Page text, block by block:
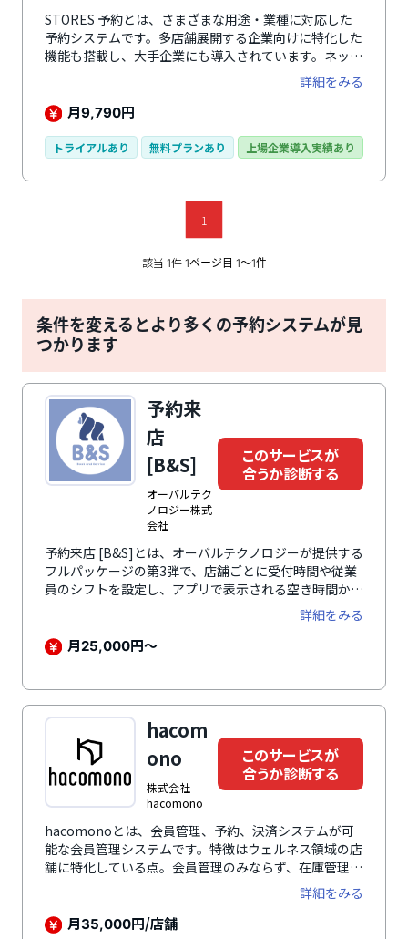
STORES 予約とは、さまざまな用途・業種に対応した
予約システムです。多店舗展開する企業向けに特化した
機能も搭載し、大手企業にも導入されています。ネット
予約はもちろん、シフト管理や顧客管理システムとして
も利用でき、店舗運営に必要な機能をひとつのシステム
で対応します。顧客情報から直近で予約がない方などを
セージ一斉配信なども可能。データを活用したマーケテ
詳細をみる
月9,790円
トライアルあり 無料プランあり 上場企業導入実績あり
1
該当 1件 1ページ目 1〜1件
条件を変えるとより多くの予約システムが見
つかります
予約来
店
[B&S]
オーバルテク
ノロジー株式
会社
このサービスが
合うか診断する
予約来店 [B&S]とは、オーバルテクノロジーが提供する
フルパッケージの第3弾で、店舗ごとに受付時間や従業
員のシフトを設定し、アプリで表示される空き時間から
予約を行い、事前決済や来店後の処理まで一括管理でき
る予約システムです。自由に機能を選んで利用できるの
で、最小限の機能を低コスト・短期間で導入可能。全て
詳細をみる
月25,000円〜
hacom
ono
株式会社
hacomono
このサービスが
合うか診断する
hacomonoとは、会員管理、予約、決済システムが可
能な会員管理システムです。特徴はウェルネス領域の店
舗に特化している点。会員管理のみならず、在庫管理、
スクール管理など施設運営の基盤システムを網羅してい
ます。会員管理、店舗運営に関する業務をシステム化で
きるため、事務作業に費やしていた時間を削減。現場業
詳細をみる
月35,000円/店舗